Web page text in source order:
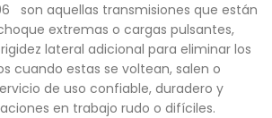
son aquellas transmisiones que están
extremas o cargas pulsantes,
lateral adicional para eliminar los
cuando estas se voltean, salen o
de uso confiable, duradero y
en trabajo rudo o difíciles.